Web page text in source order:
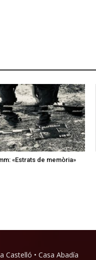
«Estrats de memòria»
Castelló • Casa Abadía